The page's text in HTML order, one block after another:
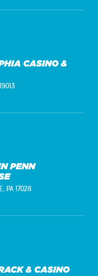
CASINO &
PENN
PA 17028
& CASINO